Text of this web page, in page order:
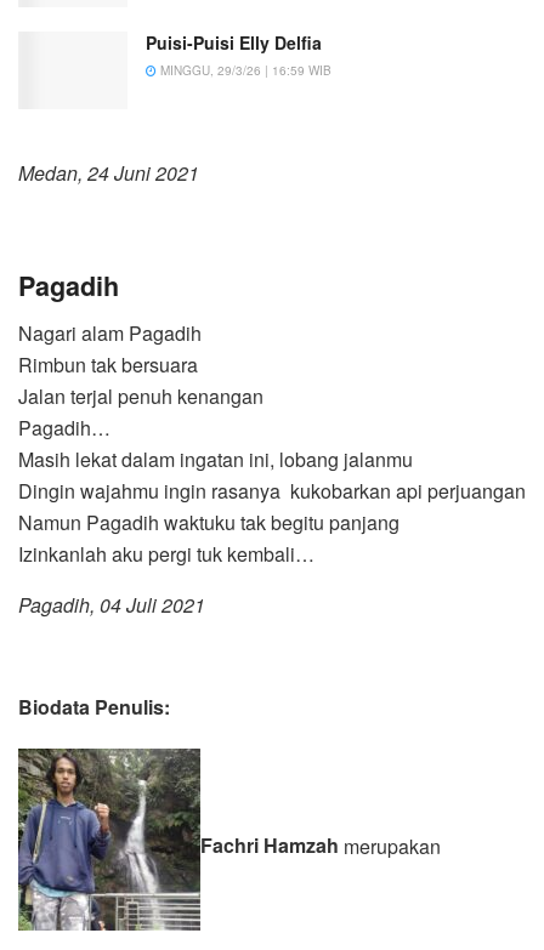
Puisi-Puisi Elly Delfia
MINGGU, 29/3/26 | 16:59 WIB
Medan, 24 Juni 2021
Pagadih
Nagari alam Pagadih
Rimbun tak bersuara
Jalan terjal penuh kenangan
Pagadih…
Masih lekat dalam ingatan ini, lobang jalanmu
Dingin wajahmu ingin rasanya kukobarkan api perjuangan
Namun Pagadih waktuku tak begitu panjang
Izinkanlah aku pergi tuk kembali…
Pagadih, 04 Juli 2021
Biodata Penulis:
Fachri Hamzah merupakan